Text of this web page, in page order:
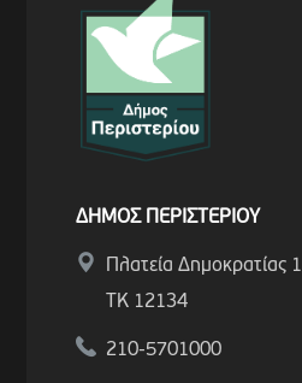
ΔΗΜΟΣ ΠΕΡΙΣΤΕΡΙΟΥ
Πλατεία Δημοκρατίας 1
ΤΚ 12134
210-5701000